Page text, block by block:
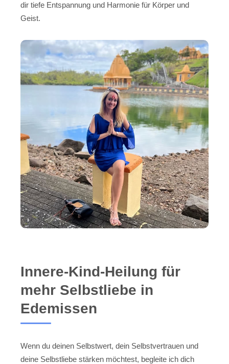
dir tiefe Entspannung und Harmonie für Körper und
Geist.
Innere-Kind-Heilung für
mehr Selbstliebe in
Edemissen
Wenn du deinen Selbstwert, dein Selbstvertrauen und
deine Selbstliebe stärken möchtest, begleite ich dich